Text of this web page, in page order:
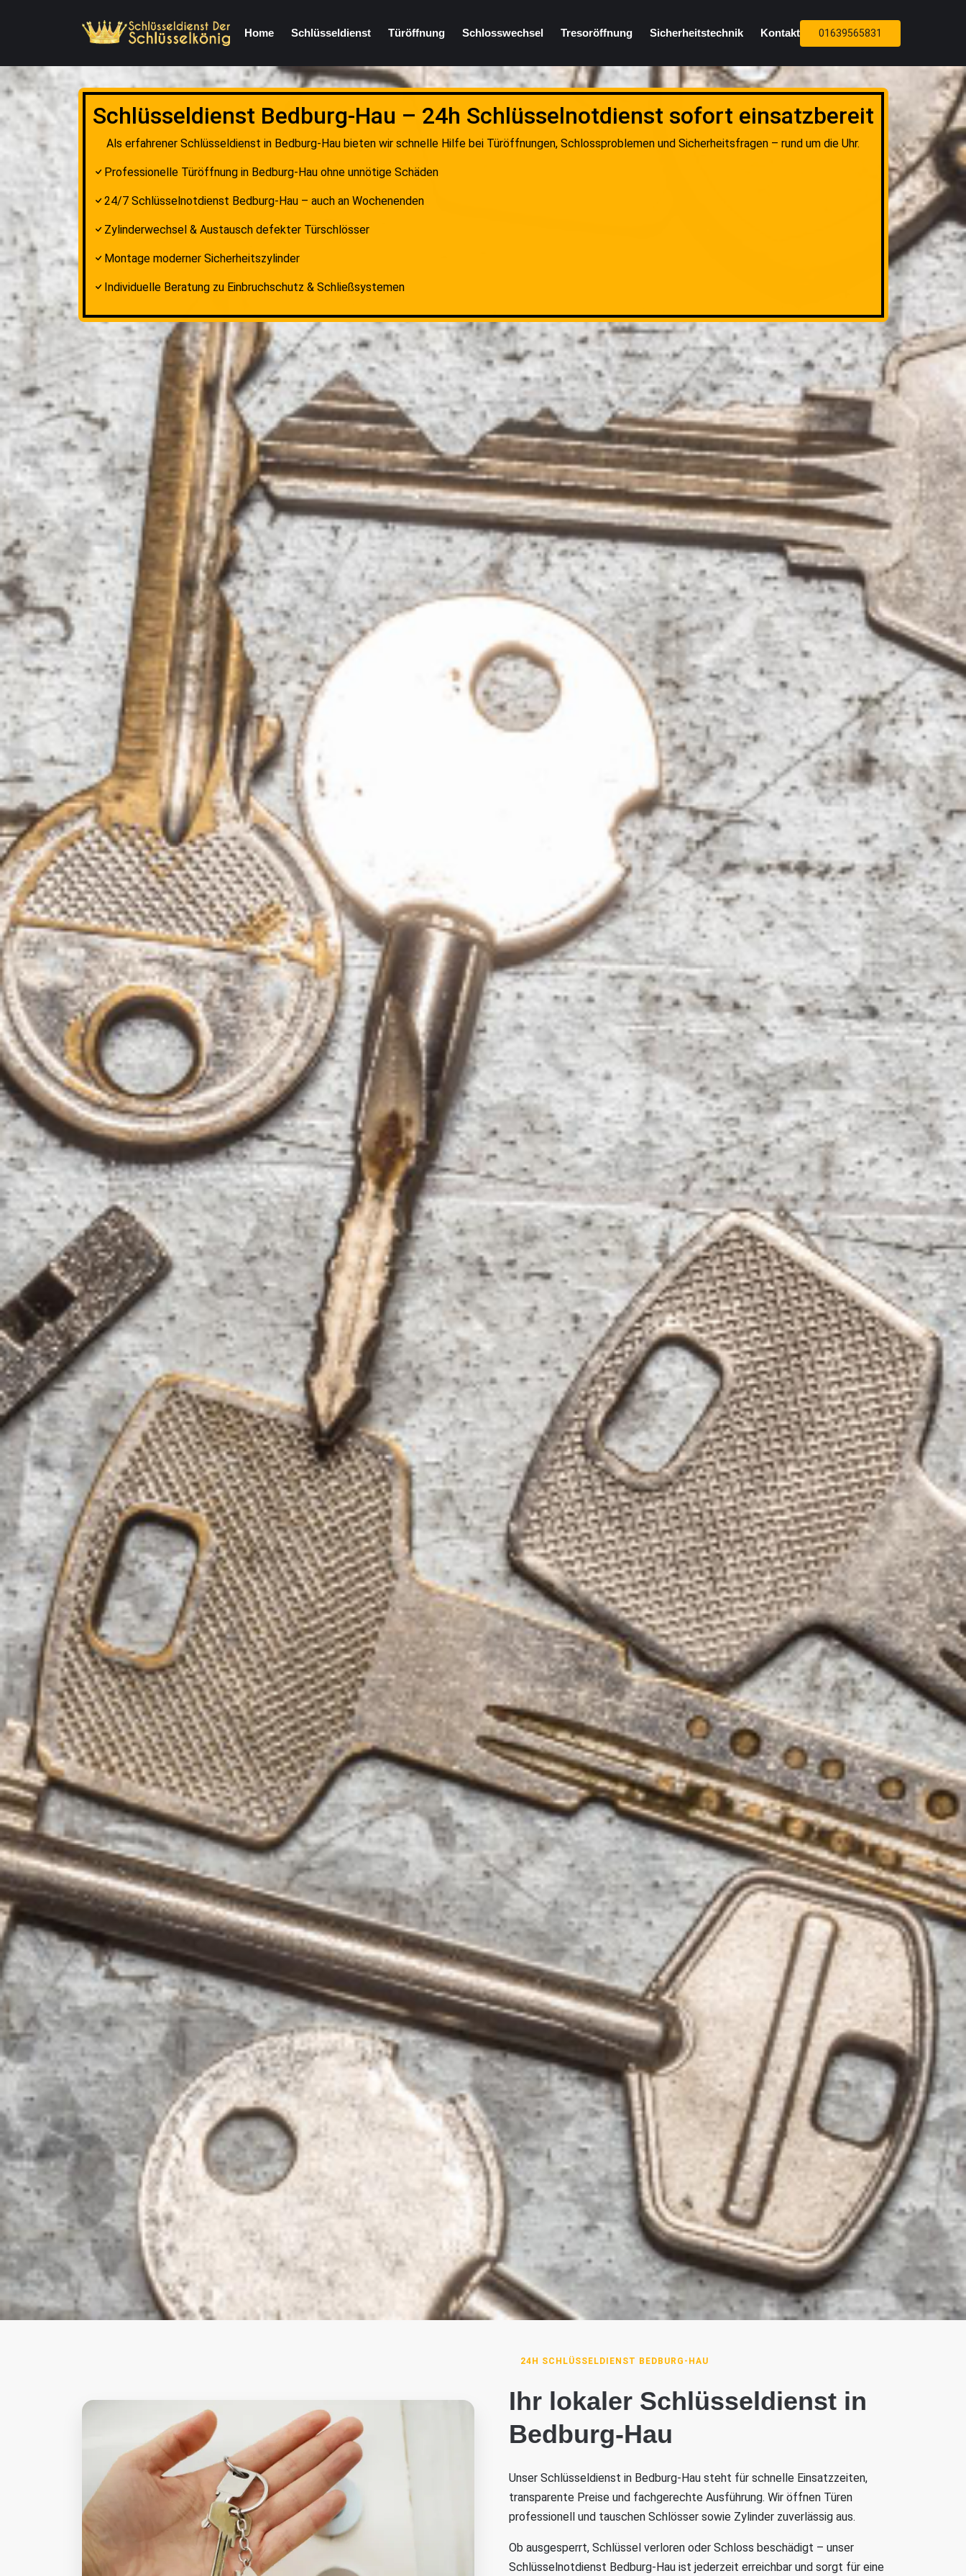
Home Schlüsseldienst Türöffnung Schlosswechsel Tresoröffnung Sicherheitstechnik Kontakt 01639565831
Schlüsseldienst Bedburg-Hau – 24h Schlüsselnotdienst sofort einsatzbereit
Als erfahrener Schlüsseldienst in Bedburg-Hau bieten wir schnelle Hilfe bei Türöffnungen, Schlossproblemen und Sicherheitsfragen – rund um die Uhr.
Professionelle Türöffnung in Bedburg-Hau ohne unnötige Schäden
24/7 Schlüsselnotdienst Bedburg-Hau – auch an Wochenenden
Zylinderwechsel & Austausch defekter Türschlösser
Montage moderner Sicherheitszylinder
Individuelle Beratung zu Einbruchschutz & Schließsystemen
24H SCHLÜSSELDIENST BEDBURG-HAU
Ihr lokaler Schlüsseldienst in
Bedburg-Hau
Unser Schlüsseldienst in Bedburg-Hau steht für schnelle Einsatzzeiten,
transparente Preise und fachgerechte Ausführung. Wir öffnen Türen
professionell und tauschen Schlösser sowie Zylinder zuverlässig aus.
Ob ausgesperrt, Schlüssel verloren oder Schloss beschädigt – unser
Schlüsselnotdienst Bedburg-Hau ist jederzeit erreichbar und sorgt für eine